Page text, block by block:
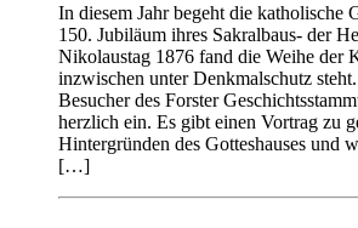
In diesem Jahr begeht die katholische
150. Jubiläum ihres Sakralbaus- der
Nikolaustag 1876 fand die Weihe der
inzwischen unter Denkmalschutz
Besucher des Forster
herzlich ein. Es gibt einen Vortrag zu
Hintergründen des Gotteshauses und
[…]